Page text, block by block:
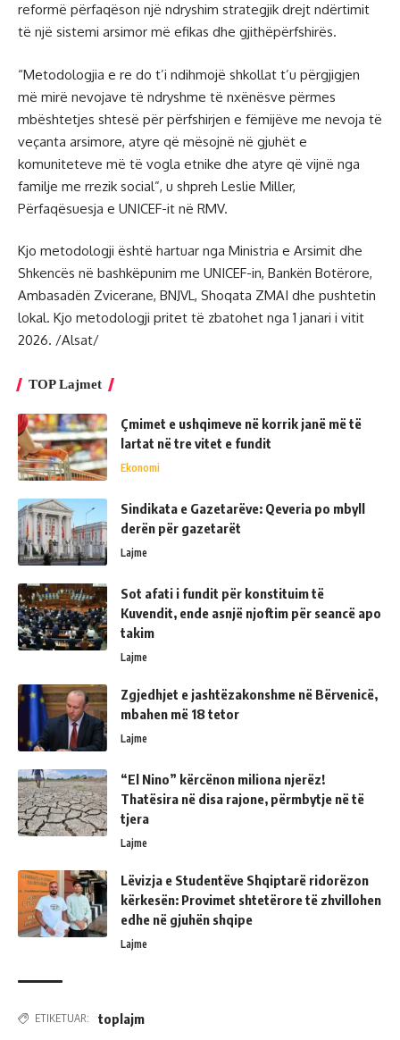
reformë përfaqëson një ndryshim strategjik drejt ndërtimit
të një sistemi arsimor më efikas dhe gjithëpërfshirës.
“Metodologjia e re do t’i ndihmojë shkollat t’u përgjigjen
më mirë nevojave të ndryshme të nxënësve përmes
mbështetjes shtesë për përfshirjen e fëmijëve me nevoja të
veçanta arsimore, atyre që mësojnë në gjuhët e
komuniteteve më të vogla etnike dhe atyre që vijnë nga
familje me rrezik social”, u shpreh Leslie Miller,
Përfaqësuesja e UNICEF-it në RMV.
Kjo metodologji është hartuar nga Ministria e Arsimit dhe
Shkencës në bashkëpunim me UNICEF-in, Bankën Botërore,
Ambasadën Zvicerane, BNJVL, Shoqata ZMAI dhe pushtetin
lokal. Kjo metodologji pritet të zbatohet nga 1 janari i vitit
2026. /Alsat/
TOP Lajmet
Çmimet e ushqimeve në korrik janë më të
lartat në tre vitet e fundit
Ekonomi
Sindikata e Gazetarëve: Qeveria po mbyll
derën për gazetarët
Lajme
Sot afati i fundit për konstituim të
Kuvendit, ende asnjë njoftim për seancë apo
takim
Lajme
Zgjedhjet e jashtëzakonshme në Bërvenicë,
mbahen më 18 tetor
Lajme
“El Nino” kërcënon miliona njerëz!
Thatësira në disa rajone, përmbytje në të
tjera
Lajme
Lëvizja e Studentëve Shqiptarë ridorëzon
kërkesën: Provimet shtetërore të zhvillohen
edhe në gjuhën shqipe
Lajme
ETIKETUAR: toplajm